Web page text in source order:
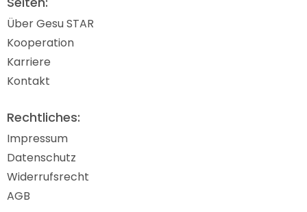
Über Gesu STAR
Kooperation
Karriere
Kontakt
Rechtliches:
Impressum
Datenschutz
Widerrufsrecht
AGB